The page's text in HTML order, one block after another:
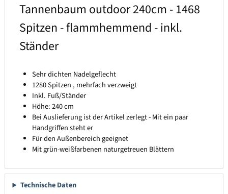
Tannenbaum outdoor 240cm - 1468
Spitzen - flammhemmend - inkl.
Ständer
Sehr dichten Nadelgeflecht
1280 Spitzen , mehrfach verzweigt
Inkl. Fuß/Ständer
Höhe: 240 cm
Bei Auslieferung ist der Artikel zerlegt - Mit ein paar
Handgriffen steht er
Für den Außenbereich geeignet
Mit grün-weißfarbenen naturgetreuen Blättern
Technische Daten